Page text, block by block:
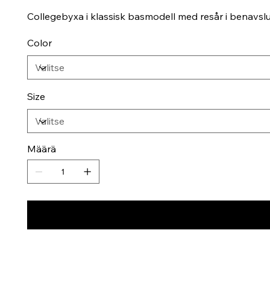
Collegebyxa i klassisk basmodell med resår i
Color
Size
Määrä